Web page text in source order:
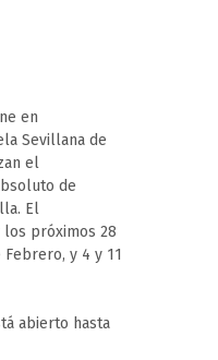
en
Sevillana de
el
de
El
próximos 28
Febrero, y 4 y 11
abierto hasta